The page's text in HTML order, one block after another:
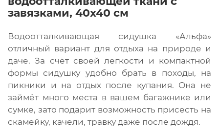
завязками, 40х40 см
Водоотталкивающая сидушка «Альфа»
отличный вариант для отдыха на природе и
даче. За счёт своей легкости и компактной
формы сидушку удобно брать в походы, на
пикники и на отдых после купания. Она не
займёт много места в вашем багажнике или
сумке, зато подарит возможность присесть на
скамейку, качели, травку даже после дождя.